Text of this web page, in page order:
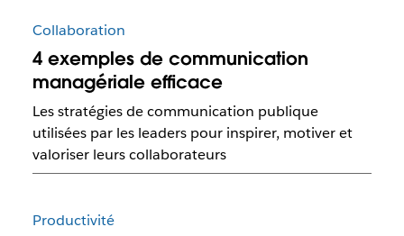
Collaboration
4 exemples de communication
managériale efficace
Les stratégies de communication publique
utilisées par les leaders pour inspirer, motiver et
valoriser leurs collaborateurs
Productivité